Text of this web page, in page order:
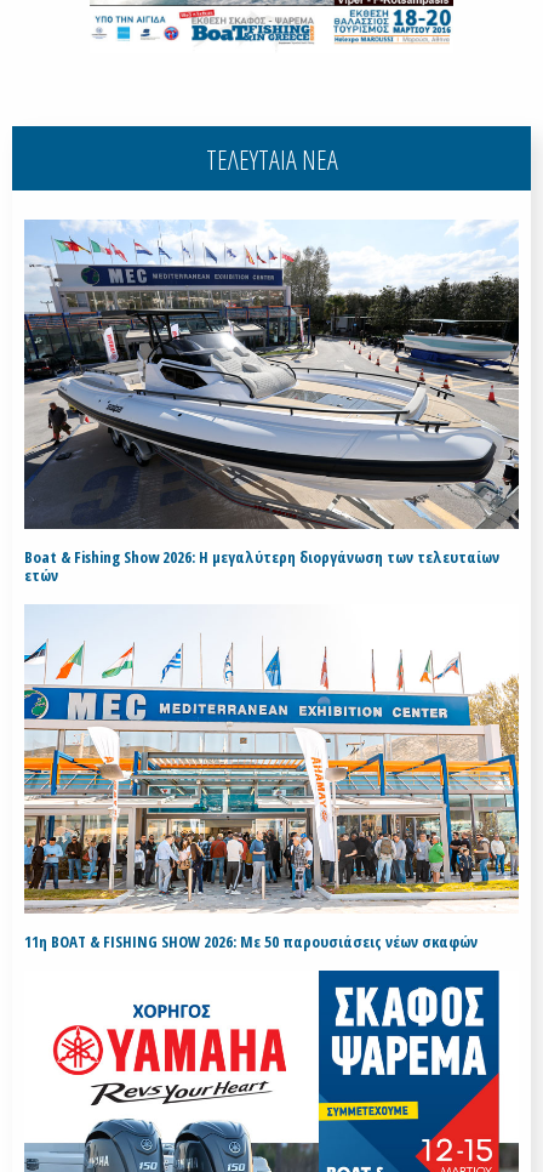
ΤΕΛΕΥΤΑΙΑ ΝΕΑ
Boat & Fishing Show 2026: Η μεγαλύτερη διοργάνωση των τελευταίων
ετών
11η BOAT & FISHING SHOW 2026: Με 50 παρουσιάσεις νέων σκαφών